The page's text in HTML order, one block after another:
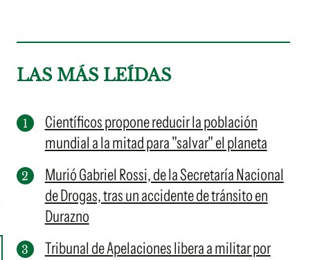
LAS MÁS LEÍDAS
Científicos propone reducir la población
mundial a la mitad para "salvar" el planeta
Murió Gabriel Rossi, de la Secretaría Nacional
de Drogas, tras un accidente de tránsito en
Durazno
Tribunal de Apelaciones libera a militar por